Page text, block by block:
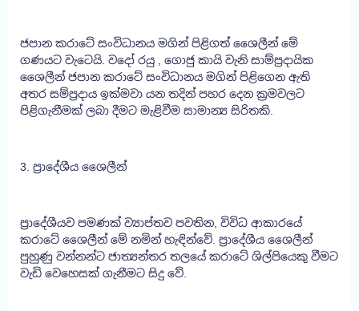
ජපාන කරාටේ සංවිධානය මගින් පිළිගත් ශෛලීන් මේ
ගණයට වැටෙයි. වදෝ රයු , ගොජු කායි වැනි සාම්ප්‍රදායික
ශෛලීන් ජපාන කරාටේ සංවිධානය මගින් පිළිගෙන ඇති
අතර සම්ප්‍රදාය ඉක්මවා යන තදින් පහර දෙන ක්‍රමවලට
පිළිගැනීමක් ලබා දීමට මැළිවීම සාමාන්‍ය සිරිතකි.
3. ප්‍රාදේශීය ශෛලීන්
ප්‍රාදේශීයව පමණක් ව්‍යාප්තව පවතින, විවිධ ආකාරයේ
කරාටේ ශෛලීන් මේ නමින් හැඳින්වේ. ප්‍රාදේශීය ශෛලීන්
පුහුණු වන්නන්ට ජාත්‍යන්තර තලයේ කරාටේ ශිල්පියෙකු වීමට
වැඩි වෙහෙසක් ගැනීමට සිදු වේ.